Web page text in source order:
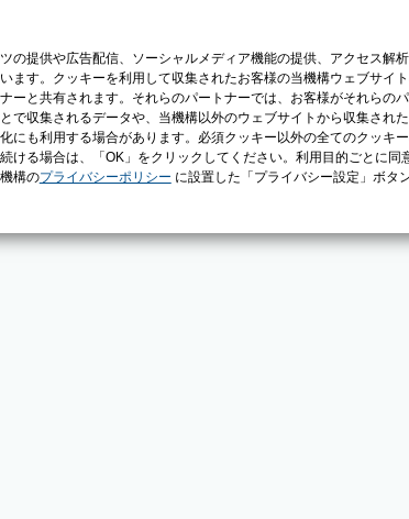
提供や広告配信、ソーシャルメディア機能の提供、アクセス解
す。クッキーを利用して収集されたお客様の当機構ウェブサイ
と共有されます。それらのパートナーでは、お客様がそれらの
収集されるデータや、当機構以外のウェブサイトから収集され
も利用する場合があります。必須クッキー以外の全てのクッキ
る場合は、「OK」をクリックしてください。利用目的ごとに同
構のプライバシーポリシー に設置した「プライバシー設定」ボタ